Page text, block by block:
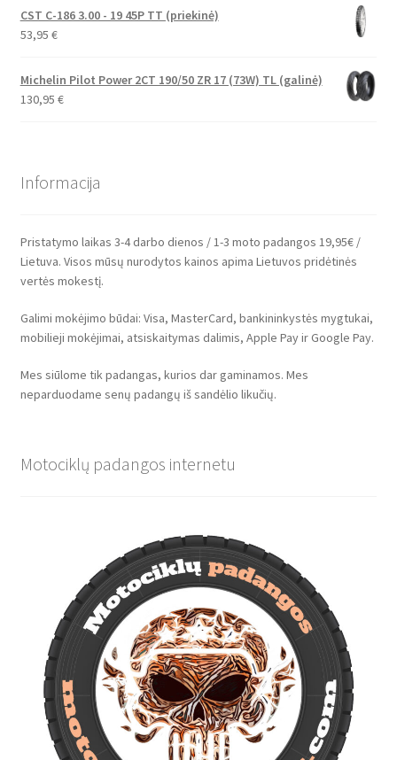
CST C-186 3.00 - 19 45P TT (priekinė)
53,95 €
Michelin Pilot Power 2CT 190/50 ZR 17 (73W) TL (galinė)
130,95 €
Informacija
Pristatymo laikas 3-4 darbo dienos / 1-3 moto padangos 19,95€ /
Lietuva. Visos mūsų nurodytos kainos apima Lietuvos pridėtinės
vertės mokestį.
Galimi mokėjimo būdai: Visa, MasterCard, bankininkystės mygtukai,
mobilieji mokėjimai, atsiskaitymas dalimis, Apple Pay ir Google Pay.
Mes siūlome tik padangas, kurios dar gaminamos. Mes
neparduodame senų padangų iš sandėlio likučių.
Motociklų padangos internetu